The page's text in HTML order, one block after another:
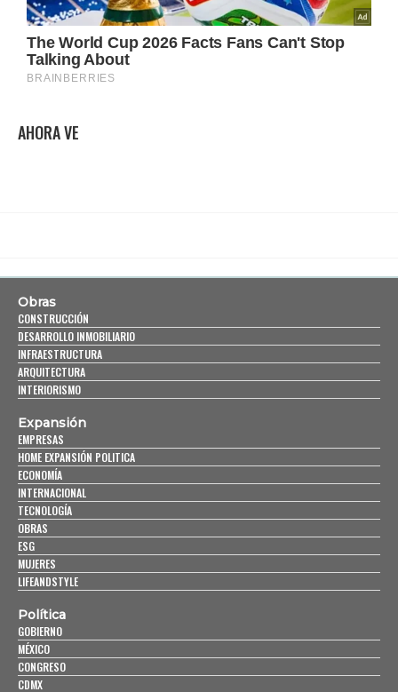
AHORA VE
Obras
CONSTRUCCIÓN
DESARROLLO INMOBILIARIO
INFRAESTRUCTURA
ARQUITECTURA
INTERIORISMO
Expansión
EMPRESAS
HOME EXPANSIÓN POLITICA
ECONOMÍA
INTERNACIONAL
TECNOLOGÍA
OBRAS
ESG
MUJERES
LIFEANDSTYLE
Política
GOBIERNO
MÉXICO
CONGRESO
CDMX